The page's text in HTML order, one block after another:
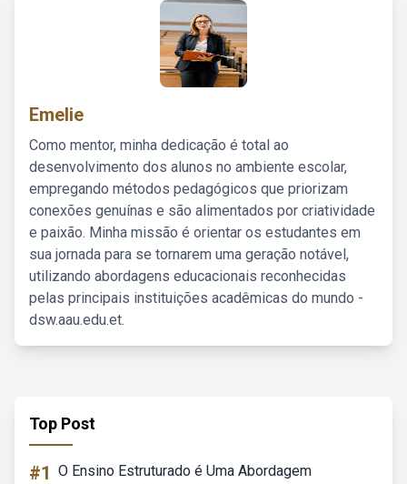
Emelie
Como mentor, minha dedicação é total ao
desenvolvimento dos alunos no ambiente escolar,
empregando métodos pedagógicos que priorizam
conexões genuínas e são alimentados por criatividade
e paixão. Minha missão é orientar os estudantes em
sua jornada para se tornarem uma geração notável,
utilizando abordagens educacionais reconhecidas
pelas principais instituições acadêmicas do mundo -
dsw.aau.edu.et.
Top Post
#1 O Ensino Estruturado é Uma Abordagem